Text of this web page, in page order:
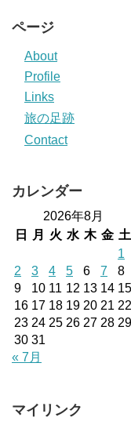
ページ
About
Profile
Links
旅の足跡
Contact
カレンダー
2026年8月
日
月 火 水 木 金 土
1
2
3 4 5 6 7
8
9
10 11 12 13 14 15
16 17 18 19 20 21 22
23 24 25 26 27 28 29
30 31
« 7月
マイリンク